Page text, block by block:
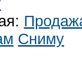
Сниму